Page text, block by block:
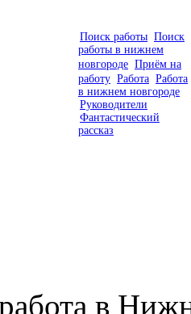
Поиск работы Поиск
работы в нижнем
новгороде Приём на
работу Работа Работа
в нижнем новгороде
Руководители
Фантастический
рассказ
в